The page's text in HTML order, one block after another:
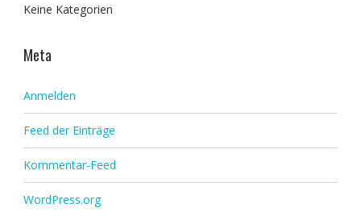
Keine Kategorien
Meta
Anmelden
Feed der Einträge
Kommentar-Feed
WordPress.org